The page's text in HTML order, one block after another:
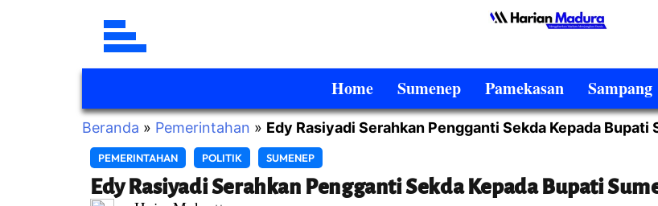
Home Sumenep Pamekasan Sampang
Beranda » Pemerintahan » Edy Rasiyadi Serahkan Pengganti Sekda Kepada Bupati
PEMERINTAHAN POLITIK SUMENEP
Edy Rasiyadi Serahkan Pengganti Sekda Kepada Bupati